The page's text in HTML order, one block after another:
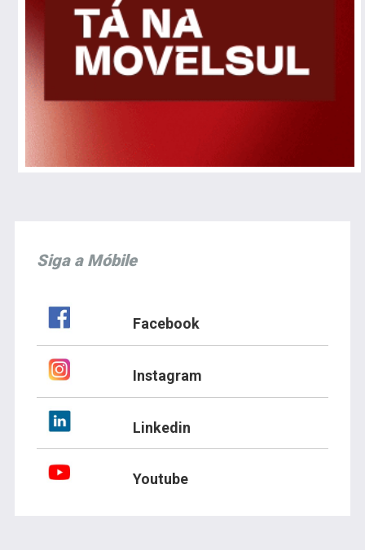
Siga a Móbile
Facebook
Instagram
Linkedin
Youtube